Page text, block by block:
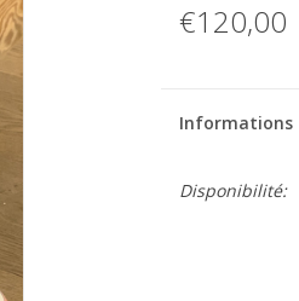
€120,00
Informations
Disponibilité: